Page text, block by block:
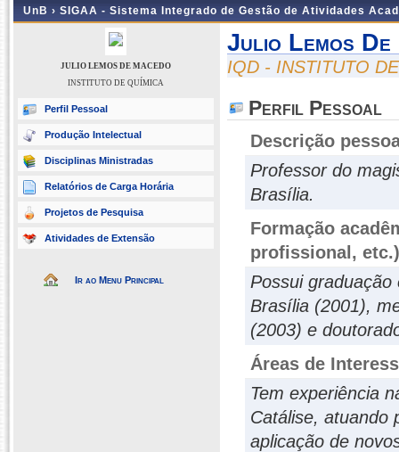
UnB › SIGAA - Sistema Integrado de Gestão de Atividades
JULIO LEMOS DE MACEDO
INSTITUTO DE QUÍMICA
Perfil Pessoal
Produção Intelectual
Disciplinas Ministradas
Relatórios de Carga Horária
Projetos de Pesquisa
Atividades de Extensão
Ir ao Menu Principal
Julio Lemos De
IQD - INSTITUTO
Perfil Pessoal
Descrição
Professor do
Brasília.
Formação
profissional, etc.)
Possui
Brasília (2001),
(2003) e
Áreas de
Tem experiência
Catálise, atuando
aplicação de